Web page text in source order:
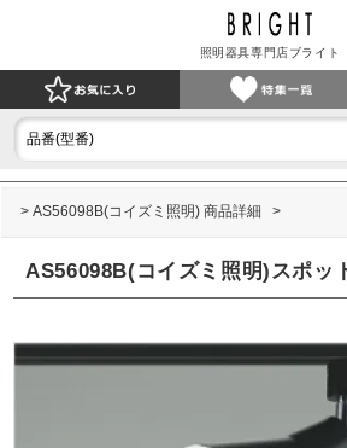
照明器具専門店ブライト
AS56098B(コイズミ照明) 商品詳細
AS56098B(コイズミ照明)スポッ